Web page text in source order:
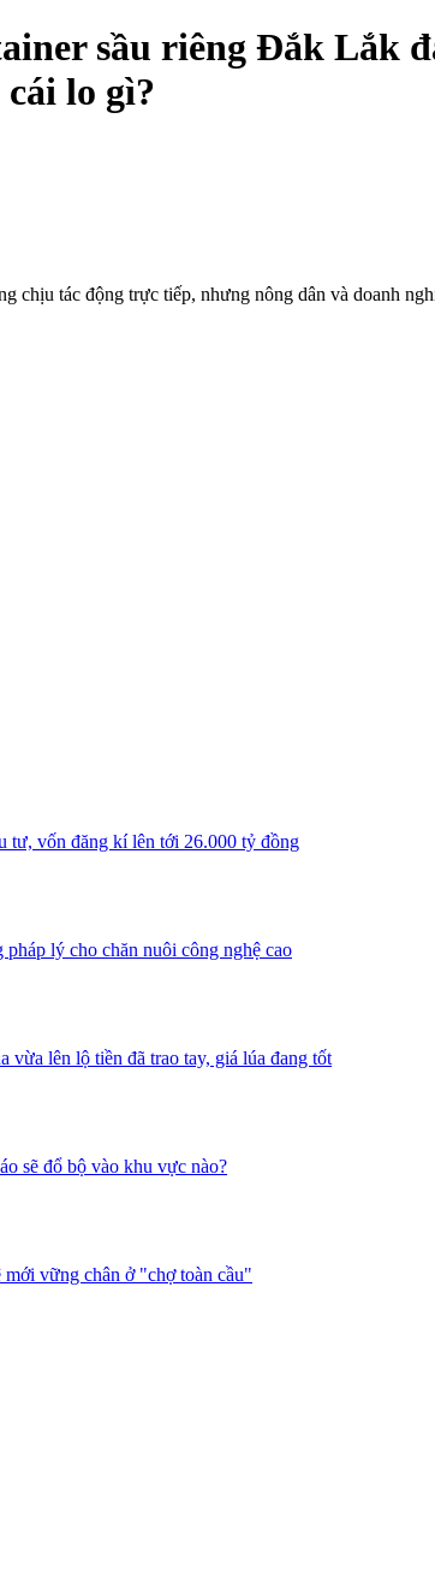
sầu riêng Đắk
lo gì?
chịu tác động trực tiếp, nhưng nông dân và doanh
tư, vốn đăng kí lên tới 26.000 tỷ đồng
lý cho chăn nuôi công nghệ cao
lên lộ tiền đã trao tay, giá lúa đang tốt
sẽ đổ bộ vào khu vực nào?
mới vững chân ở "chợ toàn cầu"